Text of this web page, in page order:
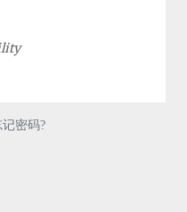
记密码?